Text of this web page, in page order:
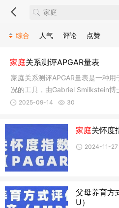
综合 人气 评论 点赞
家庭关系测评APGAR量表
家庭关系测评APGAR量表是一种
况的工具，由Gabriel Smilkstein
维度来
2025-09-14 30
家庭关怀度
2024-11-27
父母养育方
U）